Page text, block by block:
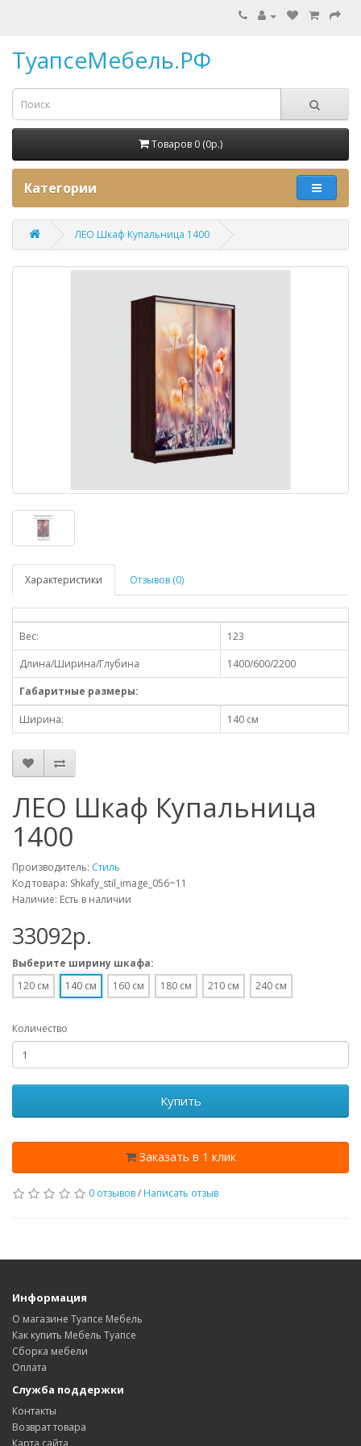
ТуапсеМебель.РФ
Товаров 0 (0p.)
Категории
ЛЕО Шкаф Купальница 1400
Характеристики Отзывов (0)
Вес:
123
Длина/Ширина/Глубина
1400/600/2200
Габаритные размеры:
Ширина: 140 см
ЛЕО Шкаф Купальница
1400
Производитель: Стиль
Код товара: Shkafy_stil_image_056~11
Наличие: Есть в наличии
33092p.
Выберите ширину шкафа:
120 см
140 см 160 см 180 см 210 см 240 см
Количество
Купить
Заказать в 1 клик
0 отзывов/ Написать отзыв
Информация
О магазине Туапсе Мебель
Как купить Мебель Туапсе
Сборка мебели
Оплата
Служба поддержки
Контакты
Возврат товара
Карта сайта